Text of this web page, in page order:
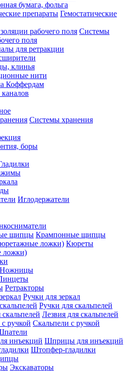
бумага, фольга
Гемостатические
Системы
поля
для ретракции
клинья
нити
Коффердам
Системы хранения
боры
Иглодержатели
Крампонные щипцы
Кюреты
ложки)
Ножницы
Ретракторы
Ручки для зеркал
Ручки для скальпелей
Лезвия для скальпелей
Скальпели с ручкой
Шприцы для инъекций
Штопфер-гладилки
Экскаваторы